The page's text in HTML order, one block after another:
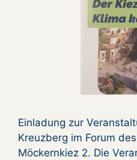
Einladung zur
Kreuzberg im Forum
Möckernkiez 2. Die